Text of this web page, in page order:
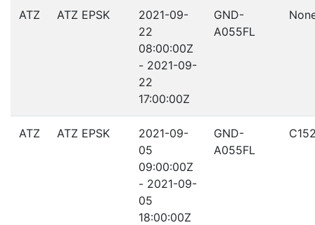
ATZ ATZ EPSK
2021-09-
22
08:00:00Z
- 2021-09-
22
17:00:00Z
GND-
A055FL
ATZ ATZ EPSK
2021-09-
05
09:00:00Z
- 2021-09-
05
18:00:00Z
GND-
A055FL